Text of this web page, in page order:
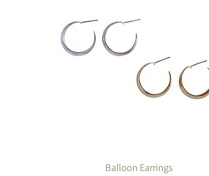
Balloon Earrings